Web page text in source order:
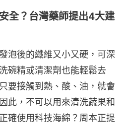
全？台灣藥師提出4大建
泡後的纖維又小又硬，可深
碗精或清潔劑也能輕鬆去
要接觸到熱、酸、油，就會
此，不可以用來清洗蔬果和
確使用科技海綿？周本正提